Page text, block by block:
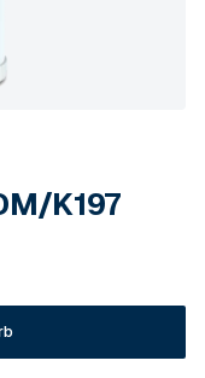
K197